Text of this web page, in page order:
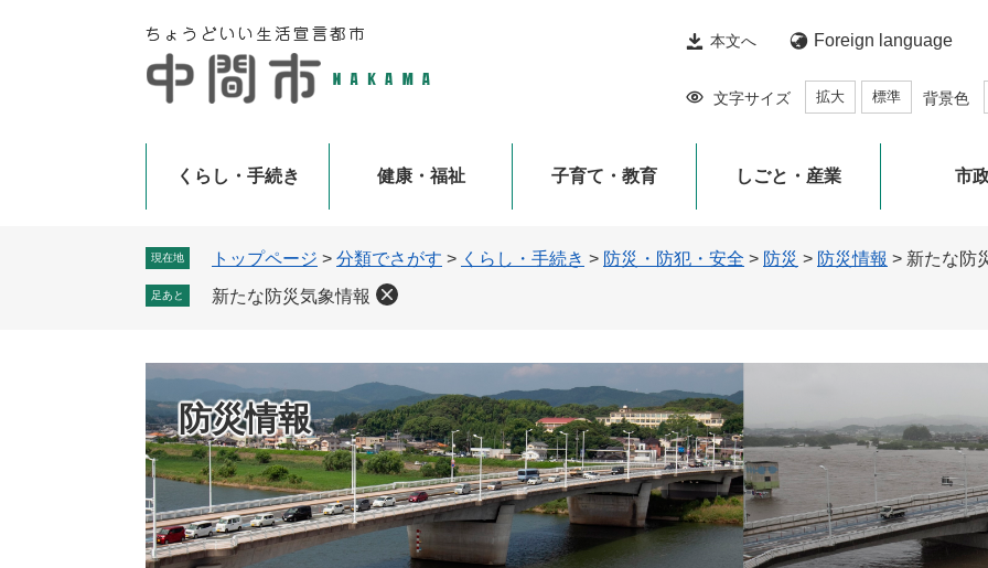
本文へ Foreign language
文字サイズ 拡大 標準 背景色
くらし・手続き 健康・福祉 子育て・教育 しごと・産業 市
現在地 トップページ > 分類でさがす > くらし・手続き > 防災・防犯・安全 > 防災 > 防災情報 > 新たな防
足あと 新たな防災気象情報
防災情報